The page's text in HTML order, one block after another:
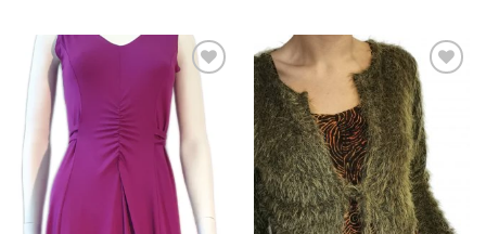
Toevoegen
wenslijst
Toevoegen
aan
wenslijst